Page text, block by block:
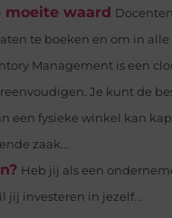
moeite waard
te boeken en om in alle
Management is een
Je kunt de
een fysieke winkel kan
zaak...
Heb jij als een
jij investeren in jezelf...